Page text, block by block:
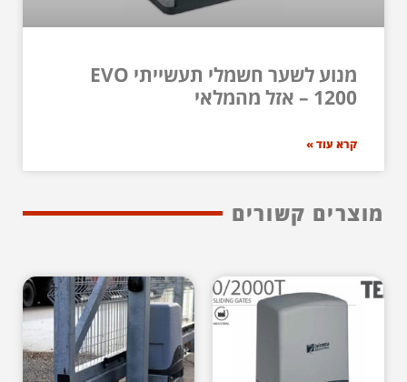
מנוע לשער חשמלי תעשייתי EVO
1200 – אזל מהמלאי
קרא עוד »
מוצרים קשורים